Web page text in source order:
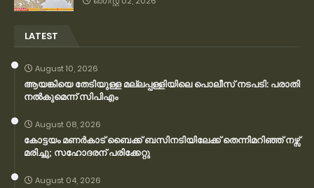
LATEST
August 10, 2026
ആയങ്കിയെ തേടിയുള്ള മല്ലപ്പള്ളിയിലെ പൊലീസ് നടപടി: പരാതി
നൽകുമെന്ന് സിപിഎം
August 08, 2026
കോട്ടയം മണർകാട് ബൈക്ക് ബസിനടിയിലേക്ക് തെന്നിമറിഞ്ഞ് നഴ്സ്
മരിച്ചു; സഹോദരന് പരിക്കേറ്റു
August 04, 2026